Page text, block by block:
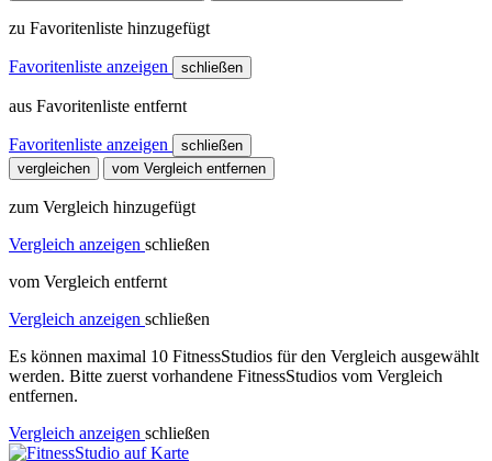
zu Favoritenliste hinzugefügt
Favoritenliste anzeigen schließen
aus Favoritenliste entfernt
Favoritenliste anzeigen
schließen
vergleichen
vom Vergleich entfernen
zum Vergleich hinzugefügt
Vergleich anzeigen schließen
vom Vergleich entfernt
Vergleich anzeigen schließen
Es können maximal 10 FitnessStudios für den Vergleich ausgewählt
werden. Bitte zuerst vorhandene FitnessStudios vom Vergleich
entfernen.
Vergleich anzeigen schließen